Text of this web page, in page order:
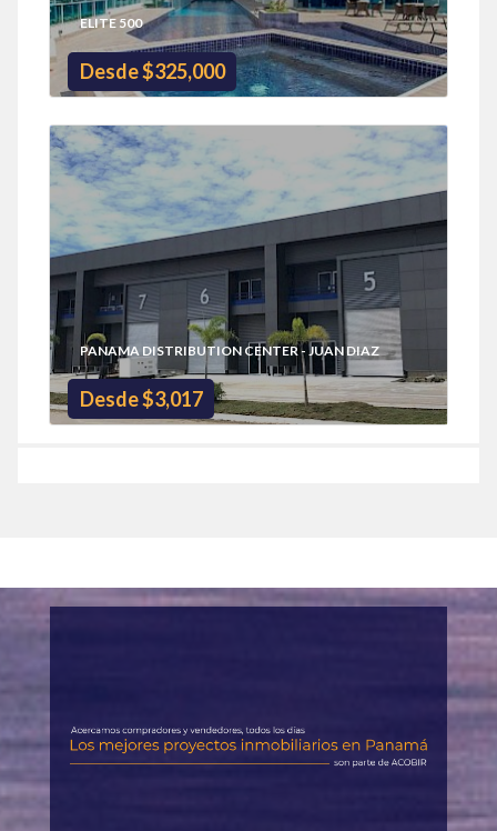
ELITE 500
Desde $325,000
PANAMA DISTRIBUTION CENTER - JUAN DIAZ
Desde $3,017